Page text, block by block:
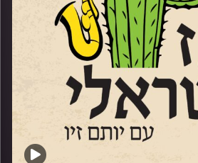
ברצף, בלי דיבורים
ישראלית נהדרת.
אילן